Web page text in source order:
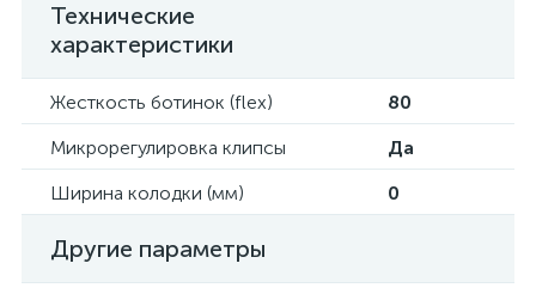
Технические
характеристики
Жесткость ботинок (flex)
80
Микрорегулировка клипсы
Да
Ширина колодки (мм)
0
Другие параметры